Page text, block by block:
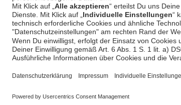
© Unzer Group GmbH Impressum